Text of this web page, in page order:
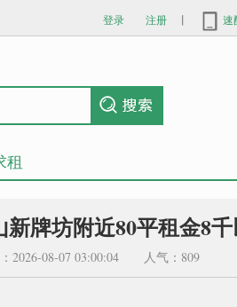
登录 注册 丨 速
租
牌坊附近80平租金8
2026-08-07 03:00:04 人气：809